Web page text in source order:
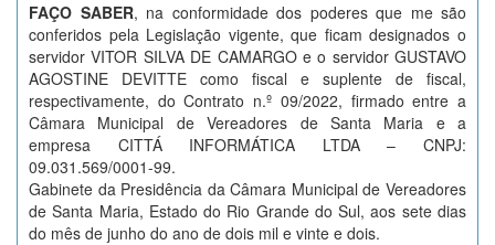
FAÇO SABER, na conformidade dos poderes que me são
conferidos pela Legislação vigente, que ficam designados o
servidor VITOR SILVA DE CAMARGO e o servidor GUSTAVO
AGOSTINE DEVITTE como fiscal e suplente de fiscal,
respectivamente, do Contrato n.º 09/2022, firmado entre a
Câmara Municipal de Vereadores de Santa Maria e a
empresa CITTÁ INFORMÁTICA LTDA – CNPJ:
09.031.569/0001-99.
Gabinete da Presidência da Câmara Municipal de Vereadores
de Santa Maria, Estado do Rio Grande do Sul, aos sete dias
do mês de junho do ano de dois mil e vinte e dois.